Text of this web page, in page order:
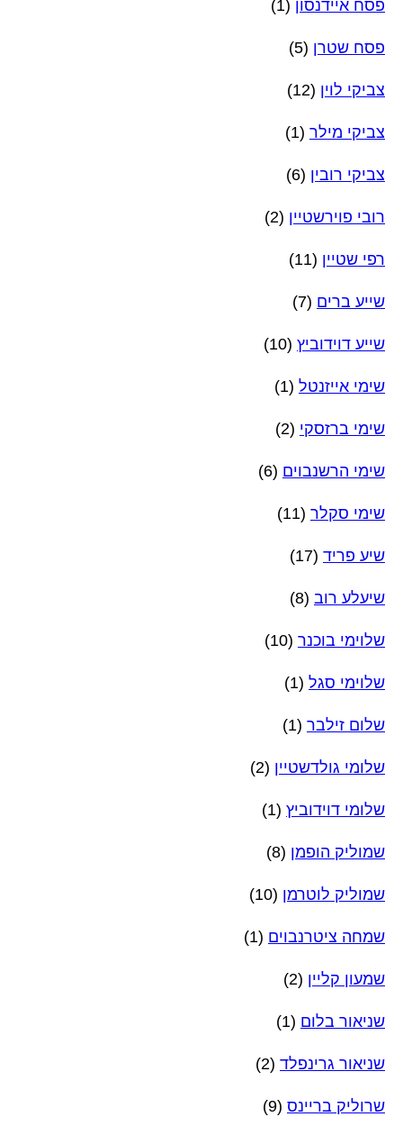
פסח איידנסון (1)
פסח שטרן (5)
צביקי לוין (12)
צביקי מילר (1)
צביקי רובין (6)
רובי פוירשטיין (2)
רפי שטיין (11)
שייע ברים (7)
שייע דוידוביץ (10)
שימי אייזנטל (1)
שימי ברזסקי (2)
שימי הרשנבוים (6)
שימי סקלר (11)
שיע פריד (17)
שיעלע רוב (8)
שלוימי בוכנר (10)
שלוימי סגל (1)
שלום זילבר (1)
שלומי גולדשטיין (2)
שלומי דוידוביץ (1)
שמוליק הופמן (8)
שמוליק לוטרמן (10)
שמחה ציטרנבוים (1)
שמעון קליין (2)
שניאור בלום (1)
שניאור גרינפלד (2)
שרוליק בריינס (9)